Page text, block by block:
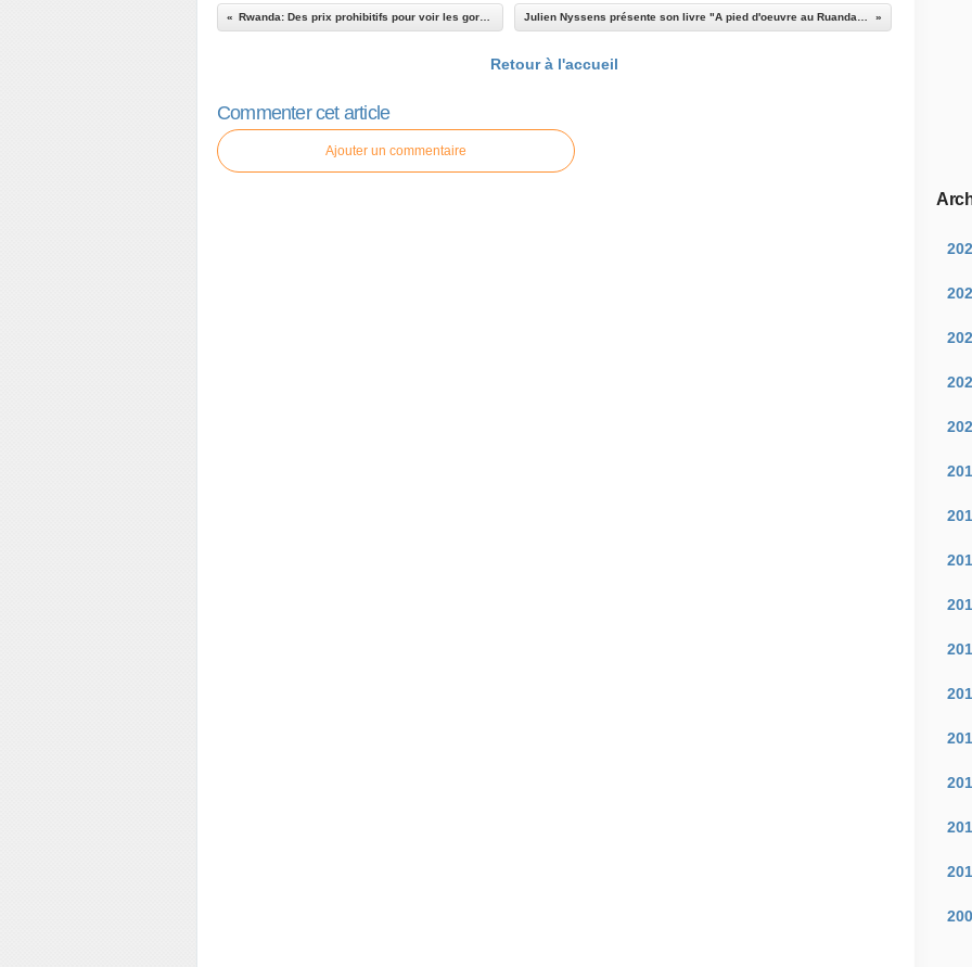
Retour à l'accueil
Commenter cet article
Ajouter un commentaire